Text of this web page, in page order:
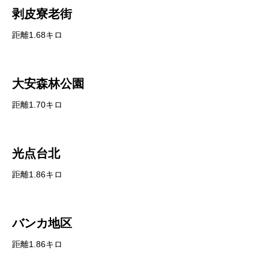
剥皮寮老街
距離1.68キロ
大安森林公園
距離1.70キロ
光点台北
距離1.86キロ
バンカ地区
距離1.86キロ